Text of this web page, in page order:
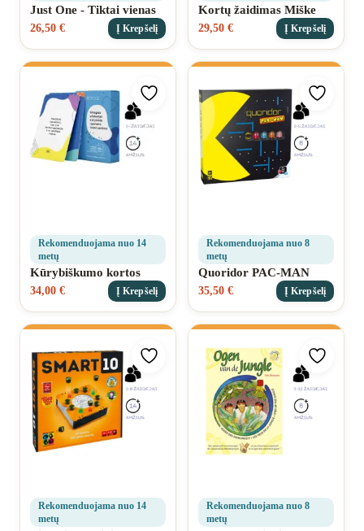
Just One - Tiktai vienas
26,50 € Į Krepšelį
Kortų žaidimas Miške
29,50 € Į Krepšelį
Pridėti prie mėgstamiausių
Rekomenduojama nuo 14
metų
Kūrybiškumo kortos
34,00 € Į Krepšelį
Pridėti
Rekomenduojama nuo 8
metų
Quoridor PAC-MAN
35,50 € Į Krepšelį
Pridėti prie mėgstamiausių
Rekomenduojama nuo 14
metų
Pridėti
Rekomenduojama nuo 8
metų